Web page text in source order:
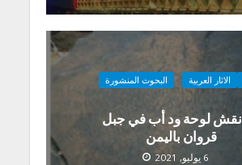
الاثار العربية
البحوث المنشورة
نقش لوحة ود أب في جبل
قروان باليمن
6 يوليو, 2021